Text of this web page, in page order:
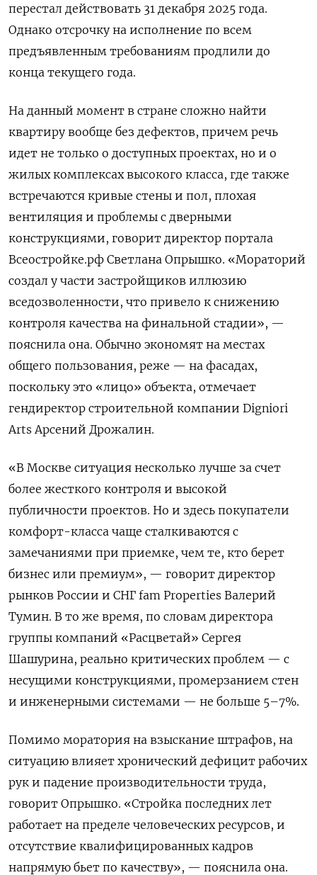
перестал действовать 31 декабря 2025 года.
Однако отсрочку на исполнение по всем
предъявленным требованиям продлили до
конца текущего года.
На данный момент в стране сложно найти
квартиру вообще без дефектов, причем речь
идет не только о доступных проектах, но и о
жилых комплексах высокого класса, где также
встречаются кривые стены и пол, плохая
вентиляция и проблемы с дверными
конструкциями, говорит директор портала
Всеостройке.рф Светлана Опрышко. «Мораторий
создал у части застройщиков иллюзию
вседозволенности, что привело к снижению
контроля качества на финальной стадии», —
пояснила она. Обычно экономят на местах
общего пользования, реже — на фасадах,
поскольку это «лицо» объекта, отмечает
гендиректор строительной компании Digniori
Arts Арсений Дрожалин.
«В Москве ситуация несколько лучше за счет
более жесткого контроля и высокой
публичности проектов. Но и здесь покупатели
комфорт-класса чаще сталкиваются с
замечаниями при приемке, чем те, кто берет
бизнес или премиум», — говорит директор
рынков России и СНГ fam Properties Валерий
Тумин. В то же время, по словам директора
группы компаний «Расцветай» Сергея
Шашурина, реально критических проблем — с
несущими конструкциями, промерзанием стен
и инженерными системами — не больше 5–7%.
Помимо моратория на взыскание штрафов, на
ситуацию влияет хронический дефицит рабочих
рук и падение производительности труда,
говорит Опрышко. «Стройка последних лет
работает на пределе человеческих ресурсов, и
отсутствие квалифицированных кадров
напрямую бьет по качеству», — пояснила она.